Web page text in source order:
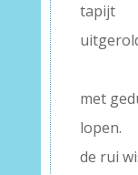
tapijt
met
lopen.
de rui